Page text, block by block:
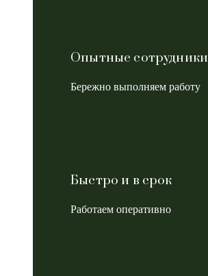
Опытные сотрудники
Бережно выполняем работу
Быстро и в срок
Работаем оперативно